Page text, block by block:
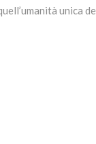
unica